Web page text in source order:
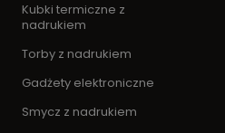
Kubki termiczne z
nadrukiem
Torby z nadrukiem
Gadżety elektroniczne
Smycz z nadrukiem